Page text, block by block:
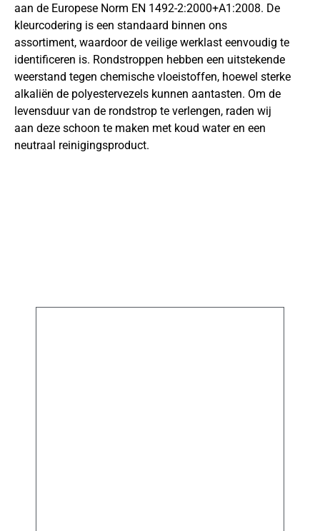
aan de Europese Norm EN 1492-2:2000+A1:2008. De
kleurcodering is een standaard binnen ons
assortiment, waardoor de veilige werklast eenvoudig te
identificeren is. Rondstroppen hebben een uitstekende
weerstand tegen chemische vloeistoffen, hoewel sterke
alkaliën de polyestervezels kunnen aantasten. Om de
levensduur van de rondstrop te verlengen, raden wij
aan deze schoon te maken met koud water en een
neutraal reinigingsproduct.